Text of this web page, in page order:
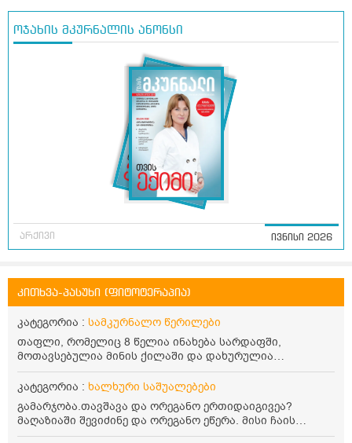
ოჯახის მკურნალის ანონსი
არქივი ივნისი 2026
კითხვა-პასუხი (ფიტოტერაპია)
კატეგორია : სამკურნალო წერილები
თაფლი, რომელიც 8 წელია ინახება სარდაფში,
მოთავსებულია მინის ქილაში და დახურულია
პლასტმასის სახურავით. ექნება თუ არა შენარჩუნებული
სასარგებლო თვისებები და შეიძლება თუ არა მისი
მირთმევა? გმადლობთ.
კატეგორია : ხალხური საშუალებები
გამარჯობა.თავშავა და ორეგანო ერთიდაიგივეა?
მაღაზიაში შევიძინე და ორეგანო ეწერა. მისი ჩაის
დალევის წესი მაინტერესებს.რისთვის არის კარგი?